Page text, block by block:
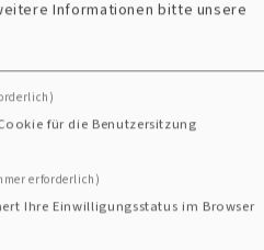
Informationen bitte unsere
für die Benutzersitzung
erforderlich)
Ihre Einwilligungsstatus im Browser